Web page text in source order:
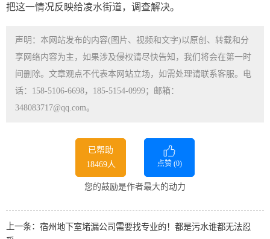
把这一情况反映给凌水街道，调查解决。
声明：本网站发布的内容(图片、视频和文字)以原创、转载和分
享网络内容为主，如果涉及侵权请尽快告知，我们将会在第一时
间删除。文章观点不代表本网站立场，如需处理请联系客服。电
话：158-5106-6698，185-5154-0999；邮箱：
348083717@qq.com。
已帮助
18469人
点赞 (0)
您的鼓励是作者最大的动力
上一条： 宿州地下室堵漏公司需要找专业的！都是污水谁都无法忍